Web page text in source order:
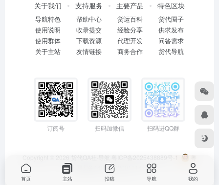
关于我们
导航特色
使用说明
使用群体
关于主站
支持服务
帮助中心
收录提交
下载资源
友情链接
主要产品
货运百科
经验分享
代理开发
商务合作
特色区块
货代圈子
供求发布
问答需求
货代导航
订阅号 扫码加微信 扫码进QQ群
Copyright © 2026 货代QA社·导航 粤ICP备2025438889号-1
粤
公网安备44011402001114号
首页 主站 投稿 导航 我的